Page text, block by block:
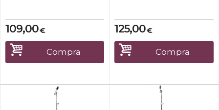
€
109,00
Compra
€
125,00
Compra